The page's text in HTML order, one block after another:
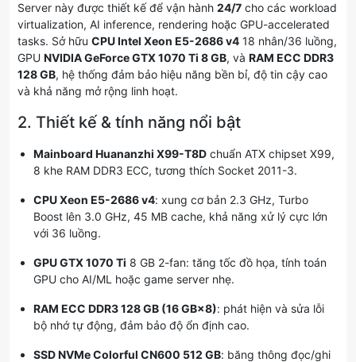
Server này được thiết kế để vận hành 24/7 cho các workload
virtualization, AI inference, rendering hoặc GPU-accelerated
tasks. Sở hữu CPU Intel Xeon E5-2686 v4 18 nhân/36 luồng,
GPU NVIDIA GeForce GTX 1070 Ti 8 GB, và RAM ECC DDR3
128 GB, hệ thống đảm bảo hiệu năng bền bỉ, độ tin cậy cao
và khả năng mở rộng linh hoạt.
2. Thiết kế & tính năng nổi bật
Mainboard Huananzhi X99-T8D chuẩn ATX chipset X99,
8 khe RAM DDR3 ECC, tương thích Socket 2011-3.
CPU Xeon E5-2686 v4: xung cơ bản 2.3 GHz, Turbo
Boost lên 3.0 GHz, 45 MB cache, khả năng xử lý cực lớn
với 36 luồng.
GPU GTX 1070 Ti 8 GB 2-fan: tăng tốc đồ họa, tính toán
GPU cho AI/ML hoặc game server nhẹ.
RAM ECC DDR3 128 GB (16 GB×8): phát hiện và sửa lỗi
bộ nhớ tự động, đảm bảo độ ổn định cao.
SSD NVMe Colorful CN600 512 GB: băng thông đọc/ghi